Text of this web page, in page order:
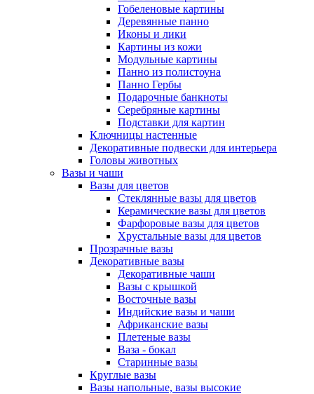
Гобеленовые картины
Деревянные панно
Иконы и лики
Картины из кожи
Модульные картины
Панно из полистоуна
Панно Гербы
Подарочные банкноты
Серебряные картины
Подставки для картин
Ключницы настенные
Декоративные подвески для интерьера
Головы животных
Вазы и чаши
Вазы для цветов
Стеклянные вазы для цветов
Керамические вазы для цветов
Фарфоровые вазы для цветов
Хрустальные вазы для цветов
Прозрачные вазы
Декоративные вазы
Декоративные чаши
Вазы с крышкой
Восточные вазы
Индийские вазы и чаши
Африканские вазы
Плетеные вазы
Ваза - бокал
Старинные вазы
Круглые вазы
Вазы напольные, вазы высокие